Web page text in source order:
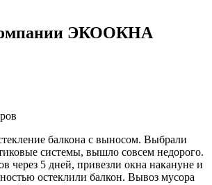
ЭКООКНА
балкона с выносом. Выбрали
системы, вышло совсем недорого.
через 5 дней, привезли окна накануне и
остеклили балкон. Вывоз мусора